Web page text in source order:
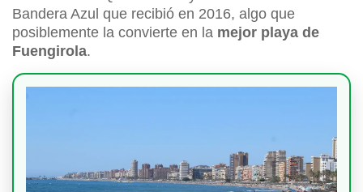
Bandera Azul que recibió en 2016, algo que
posiblemente la convierte en la mejor playa de
Fuengirola.